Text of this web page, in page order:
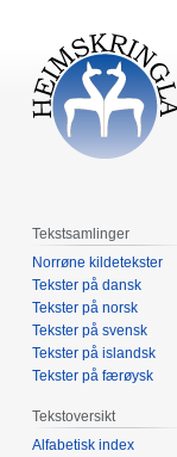
Tekstsamlinger
Norrøne kildetekster
Tekster på dansk
Tekster på norsk
Tekster på svensk
Tekster på islandsk
Tekster på færøysk
Tekstoversikt
Alfabetisk index